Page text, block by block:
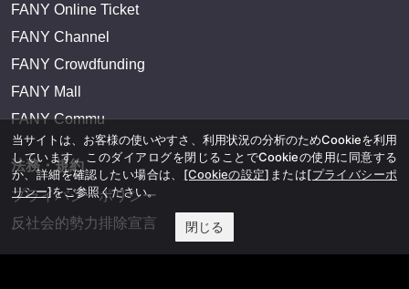
FANY Online Ticket
FANY Channel
FANY Crowdfunding
FANY Mall
FANY Commu
法務・規約
プライバシーポリシー
反社会的勢力排除宣言
当サイトは、お客様の使いやすさ、利用状況の分析のためCookieを利用
しています。このダイアログを閉じることでCookieの使用に同意する
か、詳細を確認したい場合は、 [Cookieの設定] または[プライバシーポ
リシー]をご参照ください。
閉じる